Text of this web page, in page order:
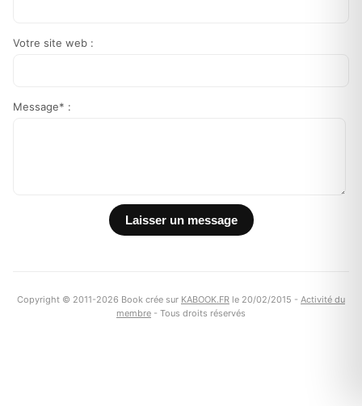
Votre site web :
Message* :
Copyright © 2011-2026 Book crée sur KABOOK.FR le 20/02/2015 - Activité du
membre - Tous droits réservés